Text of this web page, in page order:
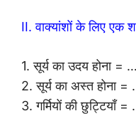
II. वाक्यांशों के लिए एक
1. सूर्य का उदय होना
2. सूर्य का अस्त होना
3. गर्मियों की